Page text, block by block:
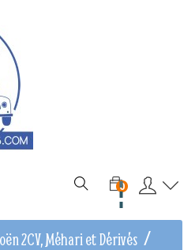
0
2CV, Méhari et Dérivés